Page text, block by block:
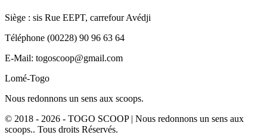
Siège : sis Rue EEPT, carrefour Avédji
Téléphone (00228) 90 96 63 64
E-Mail: togoscoop@gmail.com
Lomé-Togo
Nous redonnons un sens aux scoops.
© 2018 - 2026 - TOGO SCOOP | Nous redonnons un sens aux
scoops.. Tous droits Réservés.